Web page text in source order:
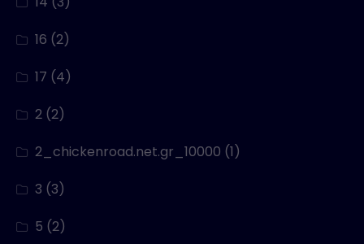
16 (2)
17 (4)
2 (2)
2_chickenroad.net.gr_10000 (1)
3 (3)
5 (2)